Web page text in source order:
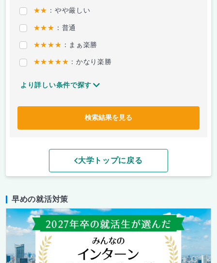
★★ ：やや厳しい
★★★ ：普通
★★★★ ：まぁ楽勝
★★★★★ ：かなり楽勝
より詳しい条件で探す
検索結果を見る
大学トップに戻る
早めの就活対策